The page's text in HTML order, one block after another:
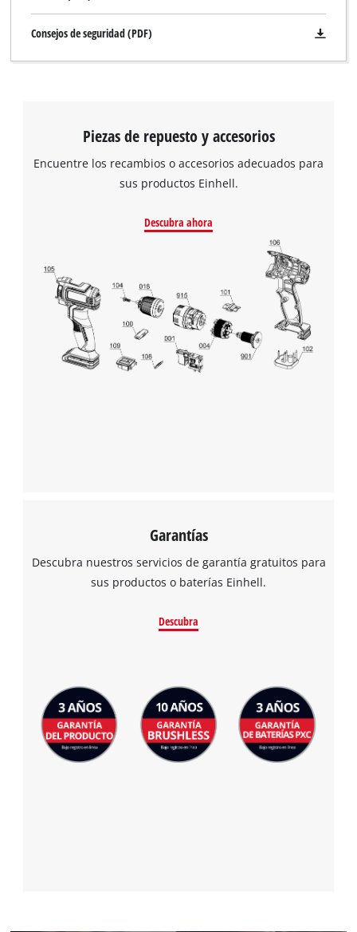
This content is not permitted to load due
to trackers that are not disclosed to the
Management Platform
Consejos de seguridad (PDF)
Piezas de repuesto y accesorios
Encuentre los recambios o accesorios adecuados para
sus productos Einhell.
Descubra ahora
Garantías
Descubra nuestros servicios de garantía gratuitos para
sus productos o baterías Einhell.
Descubra